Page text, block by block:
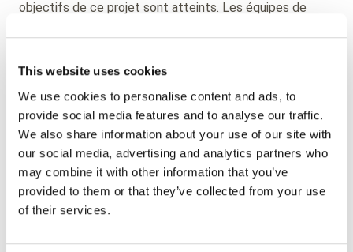
This website uses cookies
We use cookies to personalise content and ads, to
provide social media features and to analyse our traffic.
We also share information about your use of our site with
our social media, advertising and analytics partners who
may combine it with other information that you’ve
provided to them or that they’ve collected from your use
of their services.
objectifs de ce projet sont atteints. Les équipes de
de nouvelles fonctionnalités permettant d’apporter
filière.